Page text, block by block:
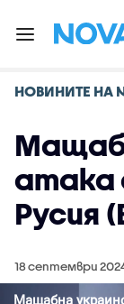
НОВИНИТЕ НА
атака
Русия
18 септември